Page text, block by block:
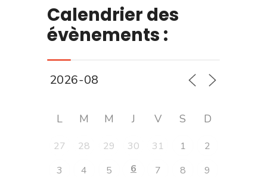
Calendrier des
évènements :
L M M J V S D
27 28 29 30 31 1
2
3
4 5 6 7 8 9